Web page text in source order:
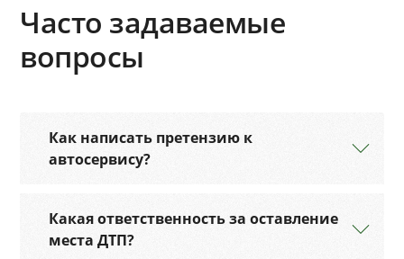
Часто задаваемые
вопросы
Как написать претензию к
автосервису?
Какая ответственность за оставление
места ДТП?